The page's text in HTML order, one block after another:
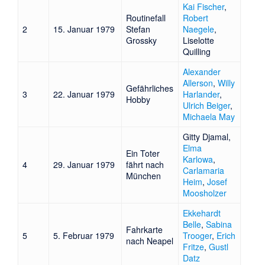
2 15. Januar 1979
Routinefall
Stefan
Grossky
Kai Fischer,
Robert
Naegele,
Liselotte
Quilling
3 22. Januar 1979
Gefährliches
Hobby
Alexander
Allerson,Willy
Harlander,
Ulrich Beiger,
Michaela May
4 29. Januar 1979
Ein Toter
fährt nach
München
Gitty Djamal,
Elma
Karlowa,
Carlamaria
Heim,Josef
Moosholzer
5 5. Februar 1979
Fahrkarte
nach Neapel
Ekkehardt
Belle,Sabina
Trooger, Erich
Fritze,Gustl
Datz